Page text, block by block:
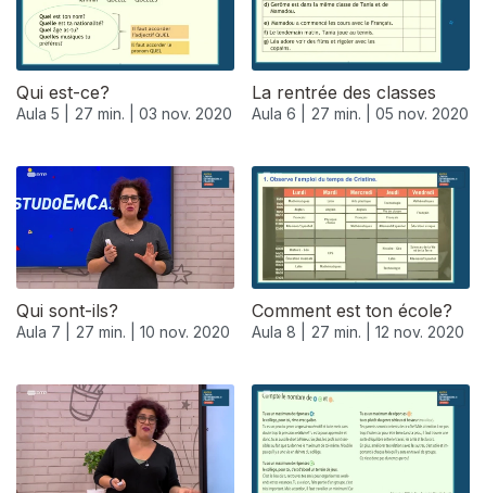
Qui est-ce?
Aula 5 | 27 min. | 03 nov. 2020
La rentrée des classes
Aula 6 | 27 min. | 05 nov. 2020
Qui sont-ils?
Aula 7 | 27 min. | 10 nov. 2020
Comment est ton école?
Aula 8 | 27 min. | 12 nov. 2020